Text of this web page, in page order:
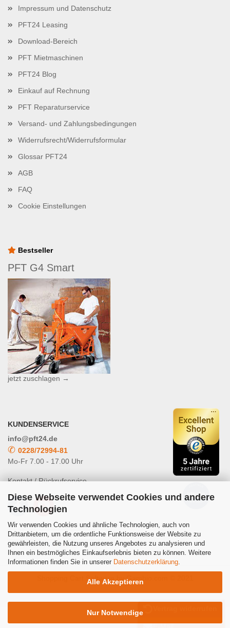
Diese Webseite verwendet Cookies und andere
Technologien
Wir verwenden Cookies und ähnliche Technologien, auch von
Drittanbietern, um die ordentliche Funktionsweise der Website zu
gewährleisten, die Nutzung unseres Angebotes zu analysieren und
Ihnen ein bestmögliches Einkaufserlebnis bieten zu können. Weitere
Informationen finden Sie in unserer Datenschutzerklärung
Alle Akzeptieren
Nur Notwendige
Impressum und Datenschutz
PFT24 Leasing
Download-Bereich
PFT Mietmaschinen
PFT24 Blog
Einkauf auf Rechnung
PFT Reparaturservice
Versand- und Zahlungsbedingungen
Widerrufsrecht/Widerrufsformular
Glossar PFT24
AGB
FAQ
Cookie Einstellungen
Bestseller
PFT G4 Smart
jetzt zuschlagen →
KUNDENSERVICE
info@pft24.de
✆ 0228/72994-81
Mo-Fr 7.00 - 17.00 Uhr
Kontakt / Rückrufservice
Powered by Translate
Shopping Cart Software by Gambio.com © 2021